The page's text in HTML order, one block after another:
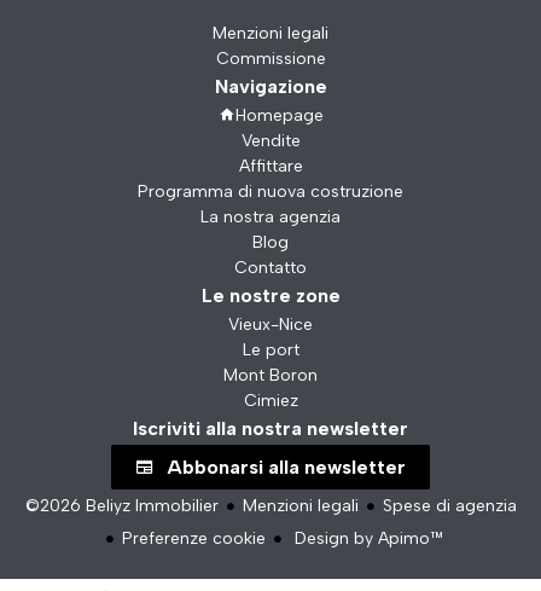
Menzioni legali
Commissione
Navigazione
Homepage
Vendite
Affittare
Programma di nuova costruzione
La nostra agenzia
Blog
Contatto
Le nostre zone
Vieux-Nice
Le port
Mont Boron
Cimiez
Iscriviti alla nostra newsletter
Abbonarsi alla newsletter
©2026 Beliyz Immobilier Menzioni legali
Spese di agenzia
Preferenze cookie
Design by Apimo™